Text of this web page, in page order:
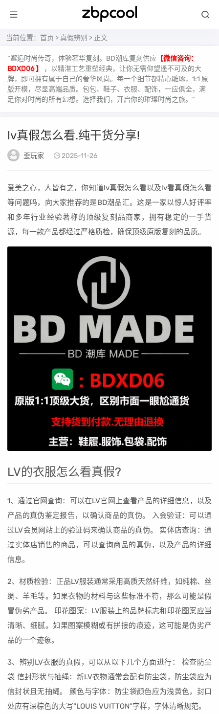
当前位置： 首页 > 真假辨别 > 正文
“邂逅时尚传奇，体验奢华复刻。BD潮库复刻供应 【微信咨询：
BDXD06 】
，以精湛工艺重塑经典，让你无需仰望遥不可及的大
牌，即可拥有属于自己的奢华风尚。每一个细节都精心雕琢，1:1 原
版开模，尽显高端品质。包包、鞋子、衣服、配饰，一应俱全，满
足你对时尚的所有幻想。选择我们，开启你的璀璨时尚之旅。”
lv真假怎么看.纯干货分享!
歪玩家 2025-11-26
爱美之心，人皆有之，你知道lv真假怎么看以及lv看真假怎么看
等问题吗，向大家推荐的是BD潮品汇。这是一家以惊人好评率
和多年行业经验著称的顶级复刻品商家，拥有稳定的一手货
源，每一款产品都经过严格质检，确保顶级原版复刻的品质。
LV的衣服怎么看真假?
1、通过官网查询：可以在LV官网上查看产品的详细信息，以及
产品的真伪鉴定报告，以确认商品的真伪。 入会验证：可以通
过LV会员网站上的验证码来确认商品的真伪。 实体店查询：通
过实体店销售的商品，可以查询商品的真伪，以及产品的详细
信息。
2、材质检验：正品LV服装通常采用高质天然纤维，如纯棉、丝
绸、羊毛等。如果衣物的材料与这些标准不符，那么可能是假
冒伪劣产品。 印花图案：LV服装上的品牌标志和印花图案应当
清晰、细腻。如果图案模糊或有拼接的痕迹，这可能是伪劣产
品的一个迹象。
3、辨别LV衣服的真假，可以从以下几个方面进行： 检查防尘
袋 信封形状与抽绳：新LV衣物通常会配有防尘袋，防尘袋应为
信封状且无抽绳。 颜色与字体：防尘袋颜色应为浅黄色，封口
处应有深棕色的大写“LOUIS VUITTON”字样，字体清晰规范。